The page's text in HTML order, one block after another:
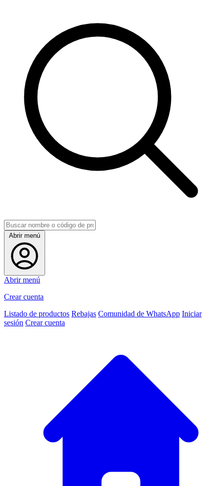
Abrir menú
Abrir menú
Crear cuenta
Listado de productos Rebajas Comunidad de WhatsApp Iniciar
sesión Crear cuenta